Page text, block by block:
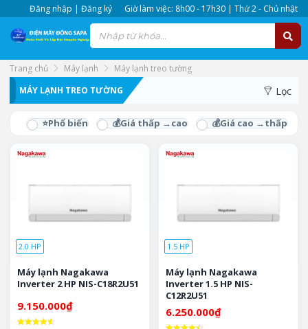
Đăng nhập | Đăng ký Giờ làm việc: 8h00 - 17h30 | Thứ 2 - Chủ nhật
Trang chủ Máy lạnh
Máy lạnh treo tường
MÁY LẠNH TREO TƯỜNG
Lọc
2.0 HP
Máy lạnh Nagakawa
Inverter 2 HP NIS-C18R2U51
9.150.000₫
1.5 HP
Máy lạnh Nagakawa
Inverter 1.5 HP NIS-
C12R2U51
6.250.000₫